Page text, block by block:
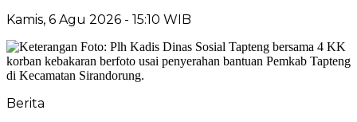
Kamis, 6 Agu 2026 - 15:10 WIB
Berita